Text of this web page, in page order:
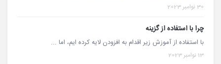
30 نوامبر 2023
چرا با استفاده از گزینه
با استفاده از آموزش زیر اقدام به افزودن لایه کرده ایم، اما ...
13 نوامبر 2023